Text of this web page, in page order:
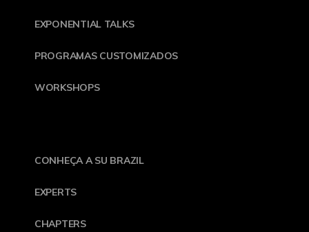
EXPONENTIAL TALKS
PROGRAMAS CUSTOMIZADOS
WORKSHOPS
CONHEÇA A SU BRAZIL
EXPERTS
CHAPTERS